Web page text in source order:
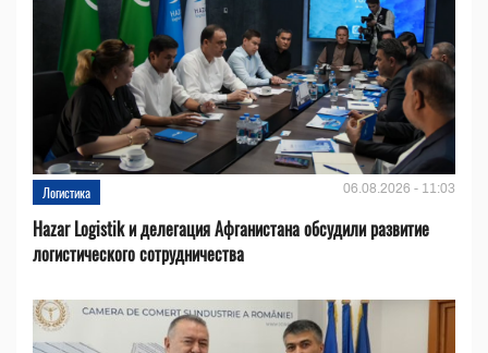
Логистика 06.08.2026 - 11:03
Hazar Logistik и делегация Афганистана обсудили развитие
логистического сотрудничества